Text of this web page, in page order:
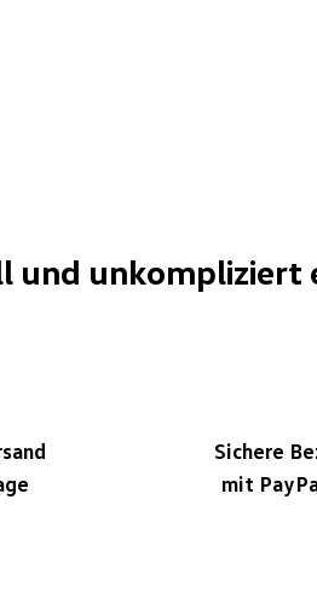
und unkompliziert
Sichere
mit